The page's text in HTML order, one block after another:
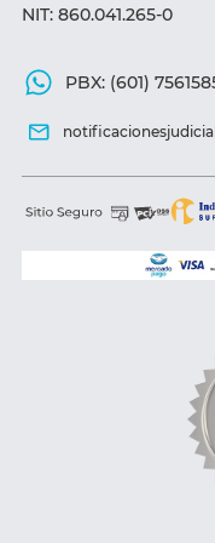
NIT: 860.041.265-0
PBX: (601)